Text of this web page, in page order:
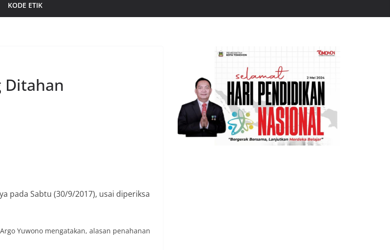
KODE ETIK
Ditahan
pada Sabtu (30/9/2017), usai diperiksa
Yuwono mengatakan, alasan penahanan